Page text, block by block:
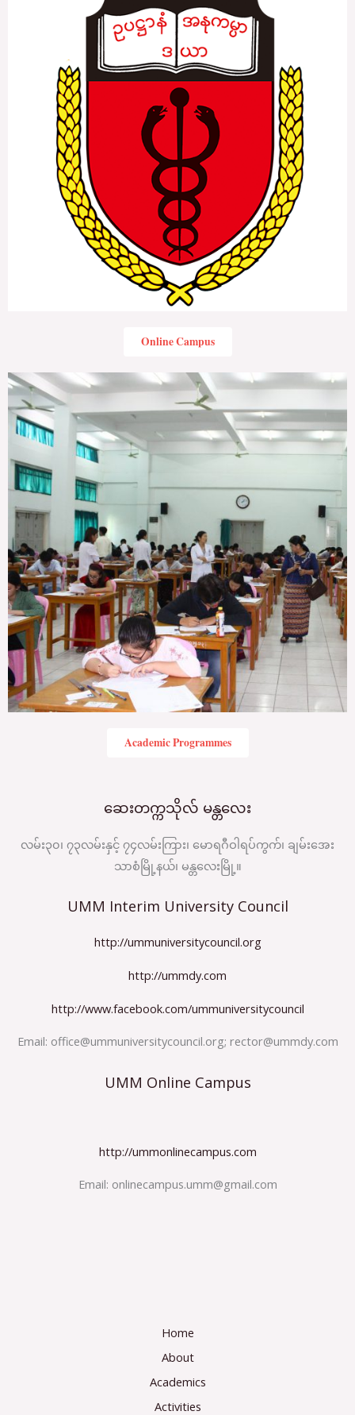
Online Campus
Academic Programmes
ဆေးတက္ကသိုလ် မန္တလေး
လမ်း၃၀၊ ၇၃လမ်းနှင့် ၇၄လမ်းကြား၊ မောရဂီဝါရပ်ကွက်၊ ချမ်းအေး
သာစံမြို့နယ်၊ မန္တလေးမြို့။
UMM Interim University Council
http://ummuniversitycouncil.org
http://ummdy.com
http://www.facebook.com/ummuniversitycouncil
Email: office@ummuniversitycouncil.org; rector@ummdy.com
UMM Online Campus
http://ummonlinecampus.com
Email: onlinecampus.umm@gmail.com
Home
About
Academics
Activities